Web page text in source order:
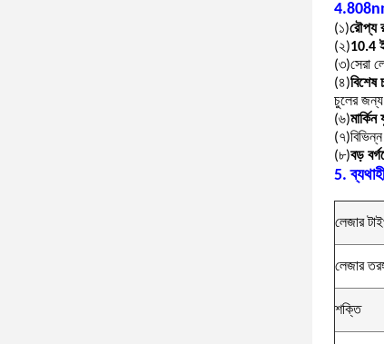
(১)রৌপ্য
(২)10.4
(৩)সেরা
(৪)বিশেষ
চুলের
(৬)
(৭)
(৮)বড়
5.
লেজার
লেজার
শক্তি